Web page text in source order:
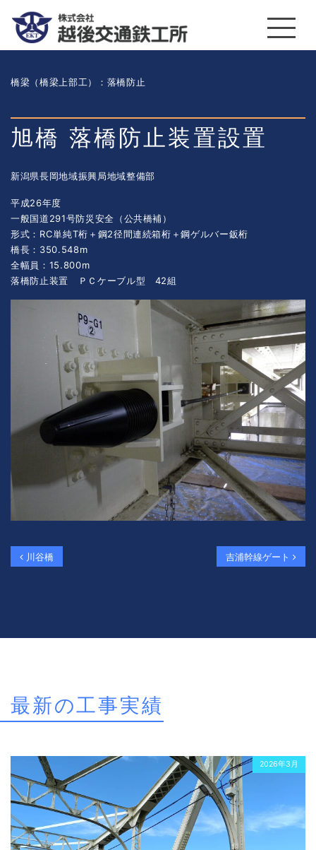
橋梁（橋梁上部工） ：落橋防止
旭橋 落橋防止装置設置
新潟県長岡地域振興局地域整備部
平成26年度
一般国道291号防災安全（公共橋補）
形式：RC単純T桁＋鋼2径間連続箱桁＋鋼ゲルバー鈑桁
橋長：350.548m
全幅員：15.800m
落橋防止装置 ＰＣケーブル型 42組
投稿ナビゲーション
川谷橋 吉浦幹線ゲート
最新の工事実績
2026年3月